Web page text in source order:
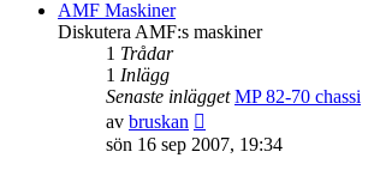
AMF Maskiner
Diskutera AMF:s maskiner
1 Trådar
1 Inlägg
Senaste inlägget MP 82-70 chassi
av bruskan
till
sön 16 sep 2007, 19:34